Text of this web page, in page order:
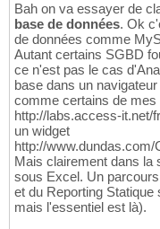
Bah on va essayer de
base de données. Ok
de données comme
Autant certains SGBD
ce n'est pas le cas
base dans un
comme certains de mes
http://labs.access-it.net/
un widget
http://
Mais clairement dans la
sous Excel. Un
et du Reporting
mais l'essentiel est là).